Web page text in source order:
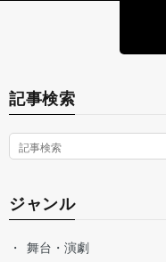
記事検索
ジャンル
舞台・演劇